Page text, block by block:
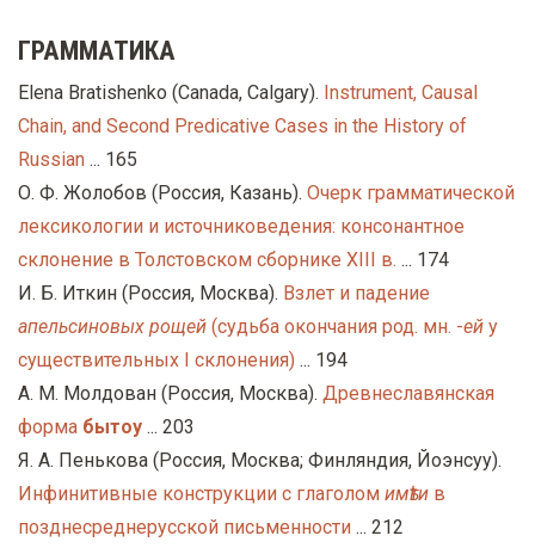
ГРАММАТИКА
Elena Bratishenko (Canada, Calgary). Instrument, Causal
Chain, and Second Predicative Cases in the History of
Russian ... 165
О. Ф. Жолобов (Россия, Казань). Очерк грамматической
лексикологии и источниковедения: консонантное
склонение в Толстовском сборнике XIII в. ... 174
И. Б. Иткин (Россия, Москва). Взлет и падение
апельсиновых рощей (судьба окончания род. мн. -ей у
существительных I склонения) ... 194
А. М. Молдован (Россия, Москва). Древнеславянская
форма бытоу ... 203
Я. А. Пенькова (Россия, Москва; Финляндия, Йоэнсуу).
Инфинитивные конструкции с глаголом имѣти в
позднесреднерусской письменности ... 212